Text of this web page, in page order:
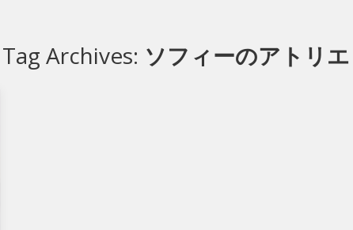
Tag Archives: ソフィーのアトリエ